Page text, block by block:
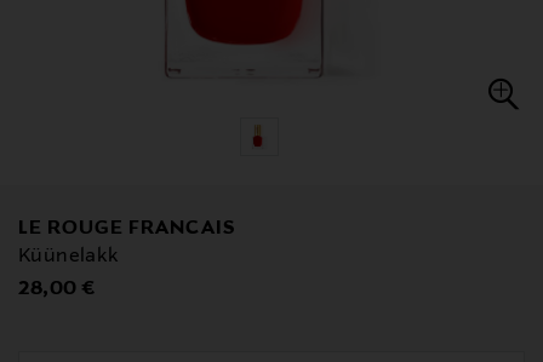
LE ROUGE FRANCAIS
Küünelakk
Original Price
28,00 €